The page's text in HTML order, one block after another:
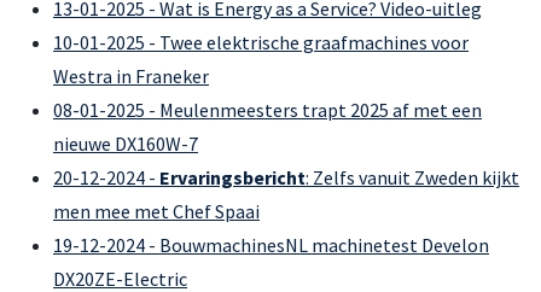
13-01-2025 - Wat is Energy as a Service? Video-uitleg
10-01-2025 - Twee elektrische graafmachines voor
Westra in Franeker
08-01-2025 - Meulenmeesters trapt 2025 af met een
nieuwe DX160W-7
20-12-2024 - Ervaringsbericht: Zelfs vanuit Zweden kijkt
men mee met Chef Spaai
19-12-2024 - BouwmachinesNL machinetest Develon
DX20ZE-Electric